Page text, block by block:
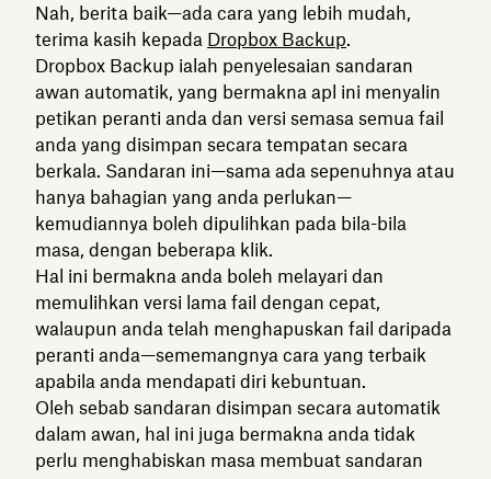
Nah, berita baik—ada cara yang lebih mudah,
terima kasih kepada Dropbox Backup.
Dropbox Backup ialah penyelesaian sandaran
awan automatik, yang bermakna apl ini menyalin
petikan peranti anda dan versi semasa semua fail
anda yang disimpan secara tempatan secara
berkala. Sandaran ini—sama ada sepenuhnya atau
hanya bahagian yang anda perlukan—
kemudiannya boleh dipulihkan pada bila-bila
masa, dengan beberapa klik.
Hal ini bermakna anda boleh melayari dan
memulihkan versi lama fail dengan cepat,
walaupun anda telah menghapuskan fail daripada
peranti anda—sememangnya cara yang terbaik
apabila anda mendapati diri kebuntuan.
Oleh sebab sandaran disimpan secara automatik
dalam awan, hal ini juga bermakna anda tidak
perlu menghabiskan masa membuat sandaran